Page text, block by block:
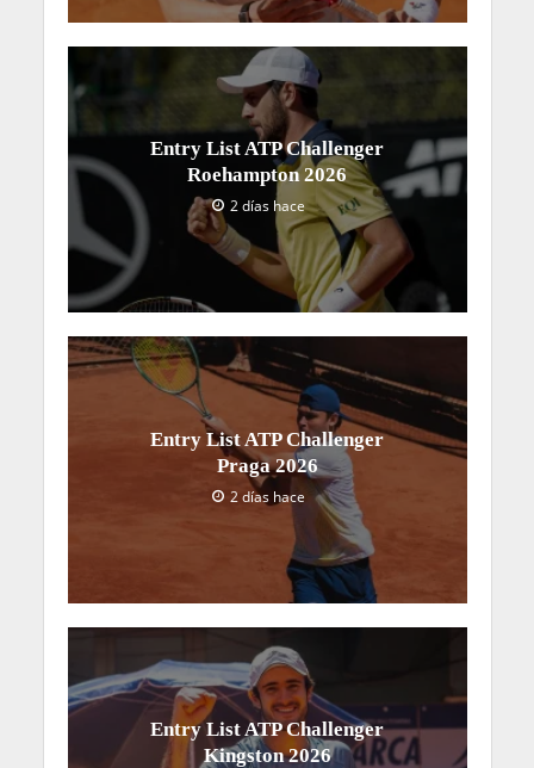
Entry List ATP Challenger
Roehampton 2026
2 días hace
Entry List ATP Challenger
Praga 2026
2 días hace
Entry List ATP Challenger
Kingston 2026